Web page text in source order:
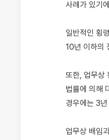
사례가 있기
일반적인 횡
10년 이하의
또한, 업무상
법률에 의해
경우에는 3
업무상 배임